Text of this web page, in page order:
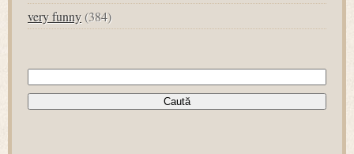
very funny (384)
Caută
după: